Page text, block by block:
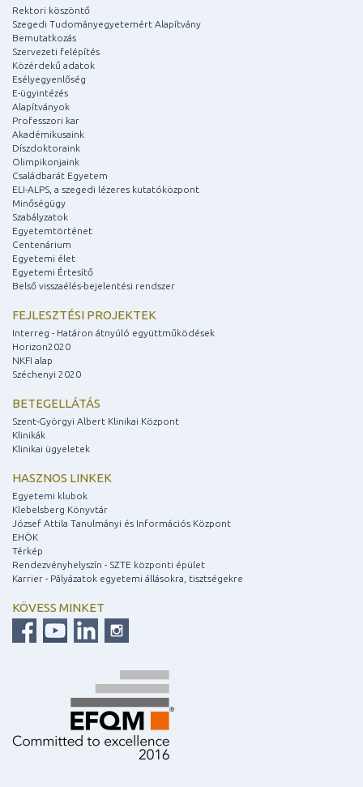
Rektori köszöntő
Szegedi Tudományegyetemért Alapítvány
Bemutatkozás
Szervezeti felépítés
Közérdekű adatok
Esélyegyenlőség
E-ügyintézés
Alapítványok
Professzori kar
Akadémikusaink
Díszdoktoraink
Olimpikonjaink
Családbarát Egyetem
ELI-ALPS, a szegedi lézeres kutatóközpont
Minőségügy
Szabályzatok
Egyetemtörténet
Centenárium
Egyetemi élet
Egyetemi Értesítő
Belső visszaélés-bejelentési rendszer
FEJLESZTÉSI PROJEKTEK
Interreg - Határon átnyúló együttműködések
Horizon2020
NKFI alap
Széchenyi 2020
BETEGELLÁTÁS
Szent-Györgyi Albert Klinikai Központ
Klinikák
Klinikai ügyeletek
HASZNOS LINKEK
Egyetemi klubok
Klebelsberg Könyvtár
József Attila Tanulmányi és Információs Központ
EHÖK
Térkép
Rendezvényhelyszín - SZTE központi épület
Karrier - Pályázatok egyetemi állásokra, tisztségekre
KÖVESS MINKET